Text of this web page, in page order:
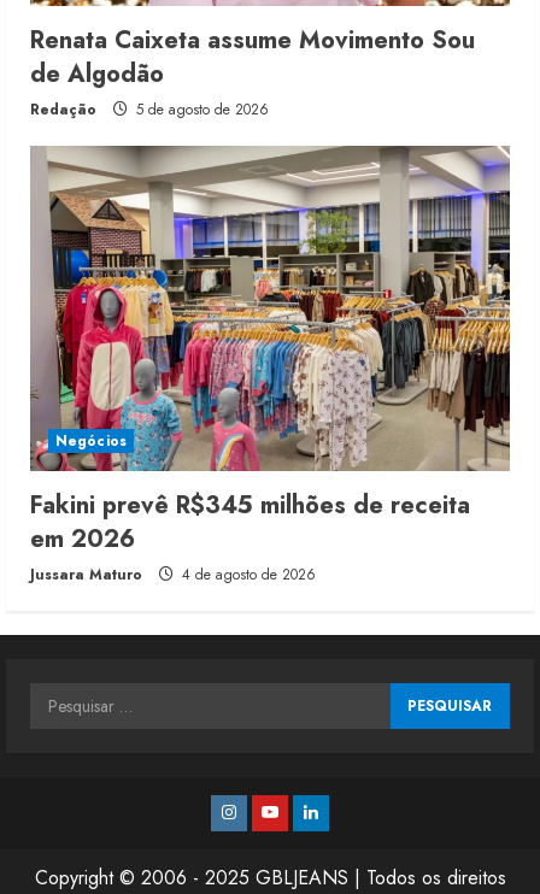
Renata Caixeta assume Movimento Sou
de Algodão
Redação 5 de agosto de 2026
Negócios
Fakini prevê R$345 milhões de receita
em 2026
Jussara Maturo 4 de agosto de 2026
Pesquisar
Instagram
YoutubeLinkedin
Copyright © 2006 - 2025 GBLJEANS | Todos os direitos